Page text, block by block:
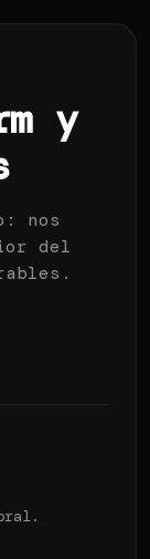
y
nos
del